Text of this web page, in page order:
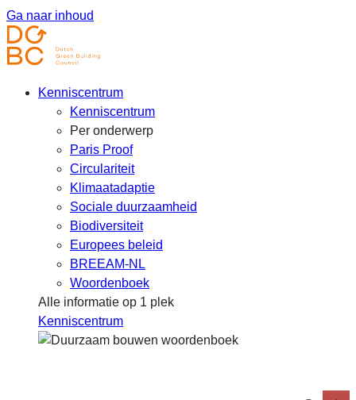
Ga naar inhoud
Kenniscentrum
Kenniscentrum
Per onderwerp
Paris Proof
Circulariteit
Klimaatadaptie
Sociale duurzaamheid
Biodiversiteit
Europees beleid
BREEAM-NL
Woordenboek
Alle informatie op 1 plek
Kenniscentrum